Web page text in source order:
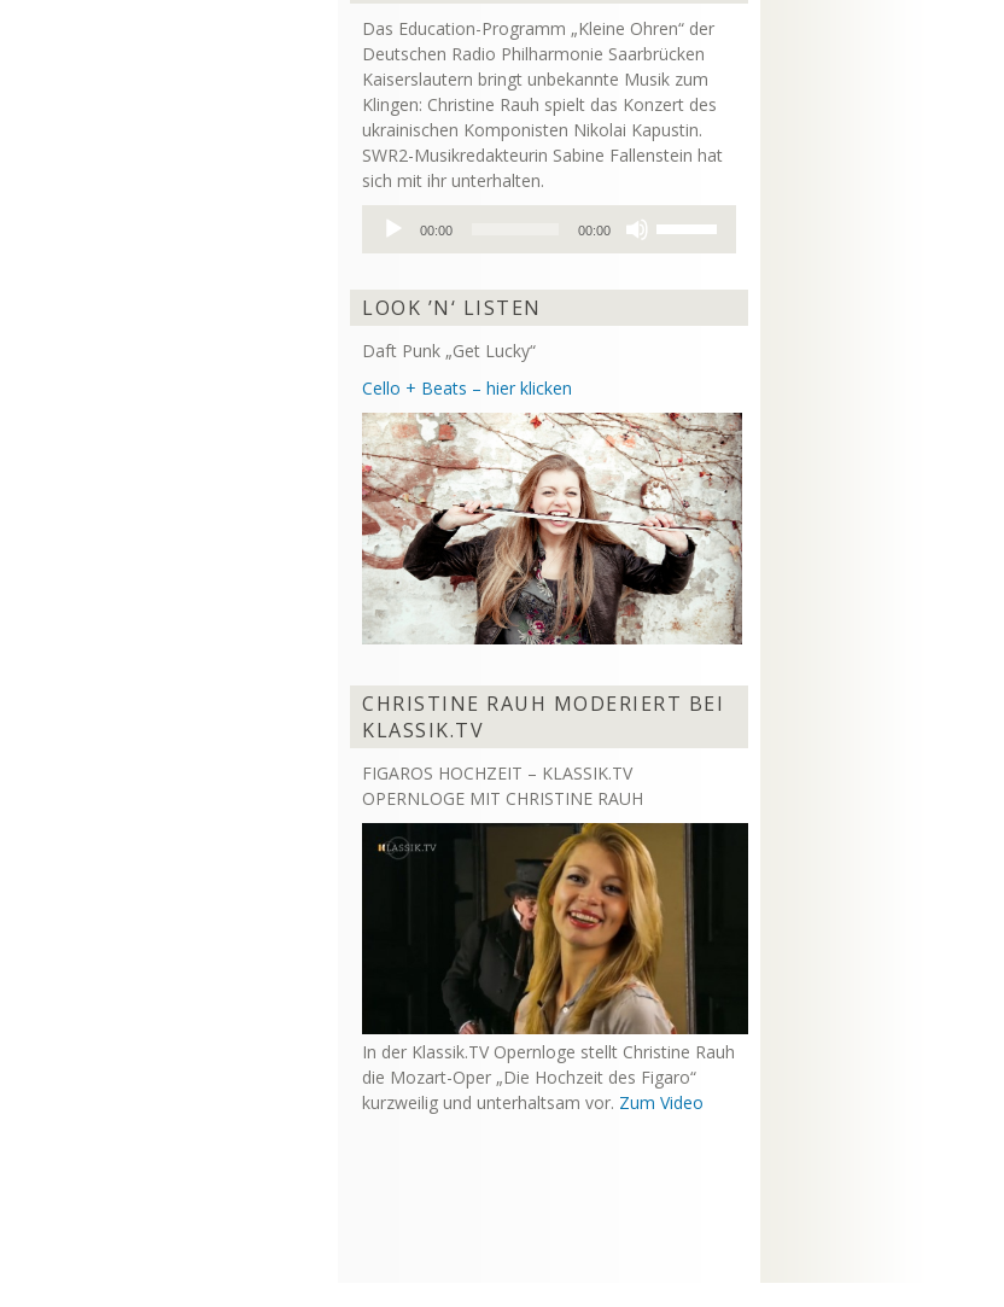
Das Education-Programm „Kleine Ohren“ der
Deutschen Radio Philharmonie Saarbrücken
Kaiserslautern bringt unbekannte Musik zum
Klingen: Christine Rauh spielt das Konzert des
ukrainischen Komponisten Nikolai Kapustin.
SWR2-Musikredakteurin Sabine Fallenstein hat
sich mit ihr unterhalten.
Audio-
Player
00:00 00:00
Hoch/Runter
Lautstärke
LOOK ’N‘ LISTEN
Daft Punk „Get Lucky“
Cello + Beats – hier klicken
CHRISTINE RAUH MODERIERT BEI
KLASSIK.TV
FIGAROS HOCHZEIT – KLASSIK.TV
OPERNLOGE MIT CHRISTINE RAUH
In der Klassik.TV Opernloge stellt Christine Rauh
die Mozart-Oper „Die Hochzeit des Figaro“
kurzweilig und unterhaltsam vor. Zum Video